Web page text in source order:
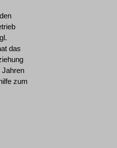
das
Jahren
zum